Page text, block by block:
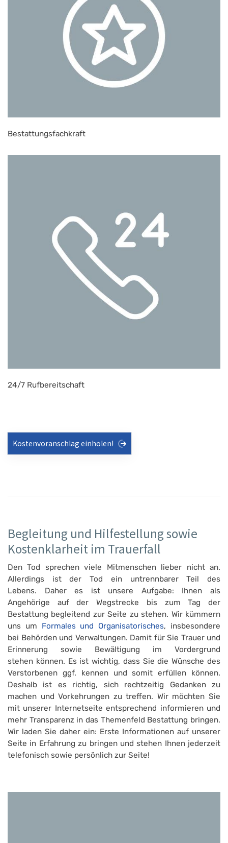
Bestattungsfachkraft
24/7 Rufbereitschaft
Kostenvoranschlag einholen!
Begleitung und Hilfestellung sowie
Kostenklarheit im Trauerfall
Den Tod sprechen viele Mitmenschen lieber nicht an.
Allerdings ist der Tod ein untrennbarer Teil des
Lebens. Daher es ist unsere Aufgabe: Ihnen als
Angehörige auf der Wegstrecke bis zum Tag der
Bestattung begleitend zur Seite zu stehen. Wir kümmern
uns um Formales und Organisatorisches, insbesondere
bei Behörden und Verwaltungen. Damit für Sie Trauer und
Erinnerung sowie Bewältigung im Vordergrund
stehen können. Es ist wichtig, dass Sie die Wünsche des
Verstorbenen ggf. kennen und somit erfüllen können.
Deshalb ist es richtig, sich rechtzeitig Gedanken zu
machen und Vorkehrungen zu treffen. Wir möchten Sie
mit unserer Internetseite entsprechend informieren und
mehr Transparenz in das Themenfeld Bestattung bringen.
Wir laden Sie daher ein: Erste Informationen auf unserer
Seite in Erfahrung zu bringen und stehen Ihnen jederzeit
telefonisch sowie persönlich zur Seite!